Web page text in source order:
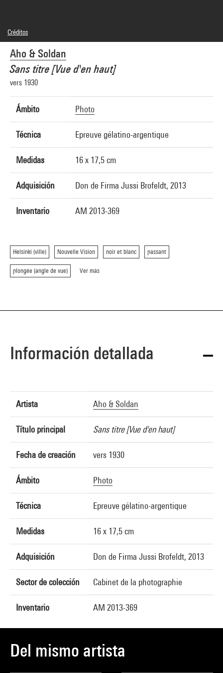
Aho & Soldan
Sans titre [Vue d'en haut]
vers 1930
Ámbito Photo
Técnica Epreuve gélatino-argentique
Medidas 16 x 17,5 cm
Adquisición Don de Firma Jussi Brofeldt, 2013
Inventario AM 2013-369
Helsinki (ville) Nouvelle Vision noir et blanc passant
plongée (angle de vue) Ver más
Créditos
© Aho & Soldan
Créditos fotográficos : Centre Pompidou, MNAM-CCI/Philippe Migeat/Dist.
GrandPalaisRmn
Referencia de la imagen : 4N63568
Difusión de la imagen :
Información detallada
Artista Aho & Soldan
Título principal Sans titre [Vue d'en haut]
Fecha de creación vers 1930
Ámbito Photo
Técnica Epreuve gélatino-argentique
Medidas 16 x 17,5 cm
Adquisición Don de Firma Jussi Brofeldt, 2013
Sector de colección Cabinet de la photographie
Inventario AM 2013-369
Del mismo artista